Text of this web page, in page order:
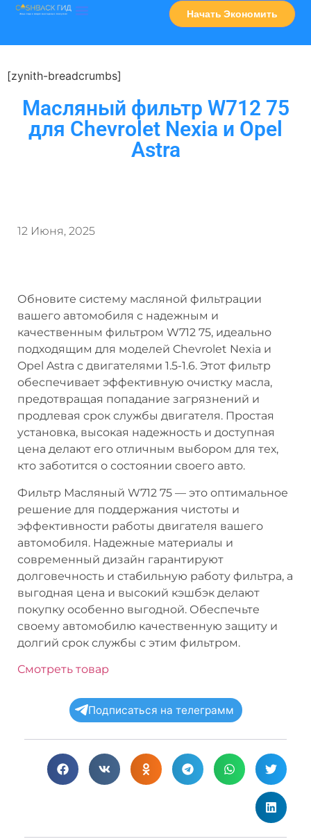
Начать Экономить
[zynith-breadcrumbs]
Масляный фильтр W712 75
для Chevrolet Nexia и Opel
Astra
12 Июня, 2025
Обновите систему масляной фильтрации
вашего автомобиля с надежным и
качественным фильтром W712 75, идеально
подходящим для моделей Chevrolet Nexia и
Opel Astra с двигателями 1.5-1.6. Этот фильтр
обеспечивает эффективную очистку масла,
предотвращая попадание загрязнений и
продлевая срок службы двигателя. Простая
установка, высокая надежность и доступная
цена делают его отличным выбором для тех,
кто заботится о состоянии своего авто.
Фильтр Масляный W712 75 — это оптимальное
решение для поддержания чистоты и
эффективности работы двигателя вашего
автомобиля. Надежные материалы и
современный дизайн гарантируют
долговечность и стабильную работу фильтра, а
выгодная цена и высокий кэшбэк делают
покупку особенно выгодной. Обеспечьте
своему автомобилю качественную защиту и
долгий срок службы с этим фильтром.
Смотреть товар
Подписаться на телеграмм